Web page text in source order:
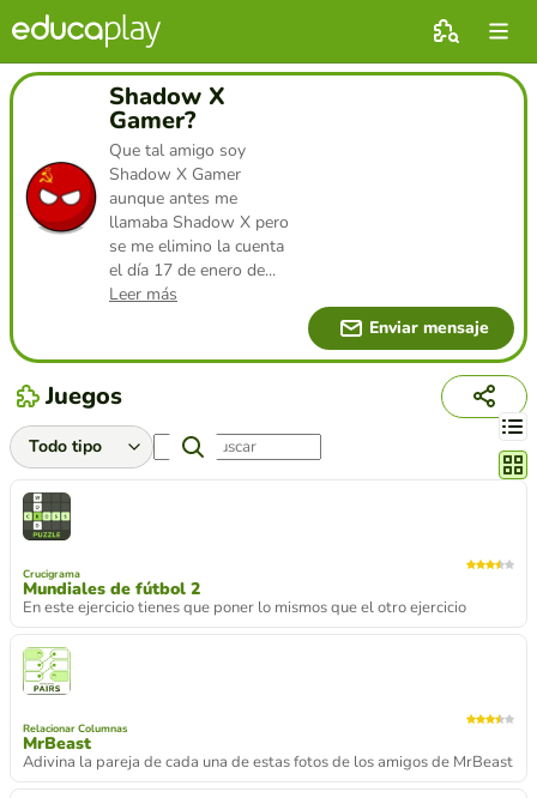
Shadow X
Gamer?
Que tal amigo soy
Shadow X Gamer
aunque antes me
llamaba Shadow X pero
se me elimino la cuenta
el día 17 de enero de...
Leer más
Enviar mensaje
Juegos
Crucigrama
Mundiales de fútbol 2
En este ejercicio tienes que poner lo mismos que el otro ejercicio
Relacionar Columnas
MrBeast
Adivina la pareja de cada una de estas fotos de los amigos de MrBeast